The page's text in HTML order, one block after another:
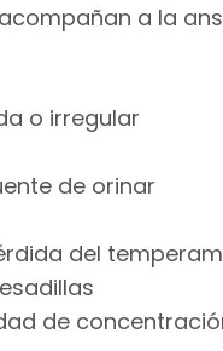
a la
o irregular
de orinar
del
de